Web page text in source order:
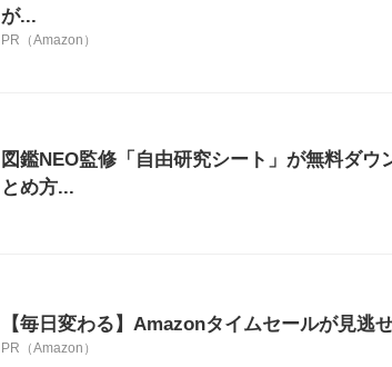
が...
PR（Amazon）
図鑑NEO監修「自由研究シート」が無料ダウ
とめ方...
【毎日変わる】Amazonタイムセールが見逃
PR（Amazon）